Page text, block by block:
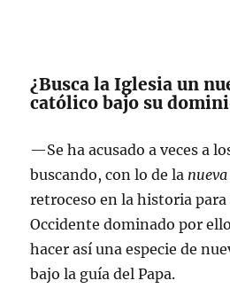
¿Busca la Iglesia un
católico bajo su
—Se ha acusado a veces a
buscando, con lo de la
retroceso en la historia
Occidente dominado por
hacer así una especie de
bajo la guía del Papa.